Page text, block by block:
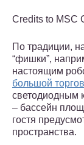
Credits to MSC
По традиции,
“фишки”,
настоящим
большой
светодиодным
– бассейн
гостя
пространства.